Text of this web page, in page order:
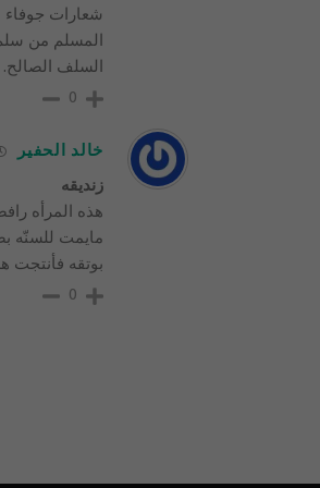
شعارات جوفاء
المسلم من
السلف الصالح.
0
خالد الحفير
زنديقه
هذه المرأه
مايمت للسنّه
بوتقه فأنتجت
0